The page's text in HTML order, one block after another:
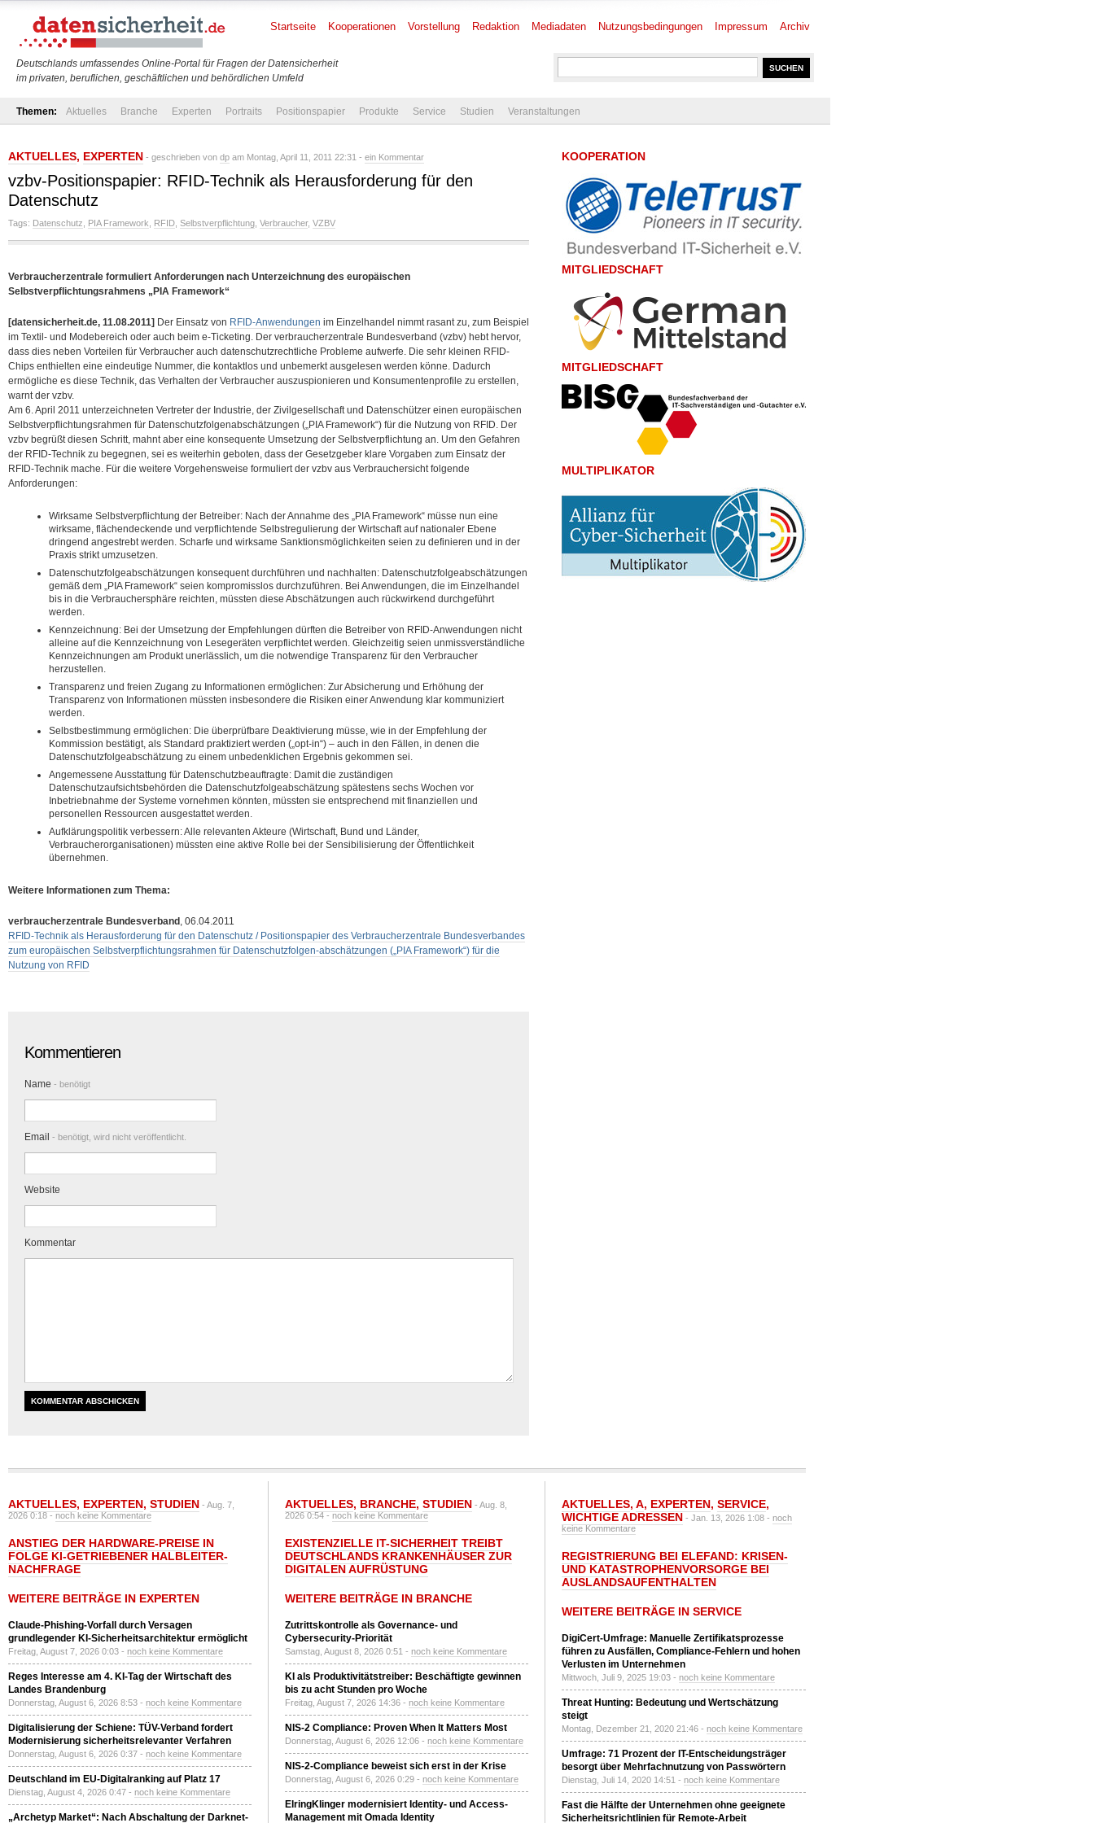
Deutschlands umfassendes Online-Portal für Fragen der Datensicherheit
im privaten, beruflichen, geschäftlichen und behördlichen Umfeld
Startseite Kooperationen Vorstellung Redaktion Mediadaten Nutzungsbedingungen Impressum Archiv
Themen: Aktuelles Branche Experten Portraits Positionspapier Produkte Service Studien Veranstaltungen
AKTUELLES, EXPERTEN - geschrieben von dp am Montag, April 11, 2011 22:31 - ein Kommentar
vzbv-Positionspapier: RFID-Technik als Herausforderung für den
Datenschutz
Tags: Datenschutz PIA Framework RFID Selbstverpflichtung Verbraucher, VZBV
Verbraucherzentrale formuliert Anforderungen nach Unterzeichnung des europäischen
Selbstverpflichtungsrahmens „PIA Framework“
[datensicherheit.de, 11.08.2011] Der Einsatz von RFID-Anwendungen im Einzelhandel nimmt rasant zu, zum Beispiel
im Textil- und Modebereich oder auch beim e-Ticketing. Der verbraucherzentrale Bundesverband (vzbv) hebt hervor,
dass dies neben Vorteilen für Verbraucher auch datenschutzrechtliche Probleme aufwerfe. Die sehr kleinen RFID-
Chips enthielten eine eindeutige Nummer, die kontaktlos und unbemerkt ausgelesen werden könne. Dadurch
ermögliche es diese Technik, das Verhalten der Verbraucher auszuspionieren und Konsumentenprofile zu erstellen,
warnt der vzbv.
Am 6. April 2011 unterzeichneten Vertreter der Industrie, der Zivilgesellschaft und Datenschützer einen europäischen
Selbstverpflichtungsrahmen für Datenschutzfolgenabschätzungen („PIA Framework“) für die Nutzung von RFID. Der
vzbv begrüßt diesen Schritt, mahnt aber eine konsequente Umsetzung der Selbstverpflichtung an. Um den Gefahren
der RFID-Technik zu begegnen, sei es weiterhin geboten, dass der Gesetzgeber klare Vorgaben zum Einsatz der
RFID-Technik mache. Für die weitere Vorgehensweise formuliert der vzbv aus Verbrauchersicht folgende
Anforderungen:
Wirksame Selbstverpflichtung der Betreiber: Nach der Annahme des „PIA Framework“ müsse nun eine
wirksame, flächendeckende und verpflichtende Selbstregulierung der Wirtschaft auf nationaler Ebene
dringend angestrebt werden. Scharfe und wirksame Sanktionsmöglichkeiten seien zu definieren und in der
Praxis strikt umzusetzen.
Datenschutzfolgeabschätzungen konsequent durchführen und nachhalten: Datenschutzfolgeabschätzungen
gemäß dem „PIA Framework“ seien kompromisslos durchzuführen. Bei Anwendungen, die im Einzelhandel
bis in die Verbrauchersphäre reichten, müssten diese Abschätzungen auch rückwirkend durchgeführt
werden.
Kennzeichnung: Bei der Umsetzung der Empfehlungen dürften die Betreiber von RFID-Anwendungen nicht
alleine auf die Kennzeichnung von Lesegeräten verpflichtet werden. Gleichzeitig seien unmissverständliche
Kennzeichnungen am Produkt unerlässlich, um die notwendige Transparenz für den Verbraucher
herzustellen.
Transparenz und freien Zugang zu Informationen ermöglichen: Zur Absicherung und Erhöhung der
Transparenz von Informationen müssten insbesondere die Risiken einer Anwendung klar kommuniziert
werden.
Selbstbestimmung ermöglichen: Die überprüfbare Deaktivierung müsse, wie in der Empfehlung der
Kommission bestätigt, als Standard praktiziert werden („opt-in“) – auch in den Fällen, in denen die
Datenschutzfolgeabschätzung zu einem unbedenklichen Ergebnis gekommen sei.
Angemessene Ausstattung für Datenschutzbeauftragte: Damit die zuständigen
Datenschutzaufsichtsbehörden die Datenschutzfolgeabschätzung spätestens sechs Wochen vor
Inbetriebnahme der Systeme vornehmen könnten, müssten sie entsprechend mit finanziellen und
personellen Ressourcen ausgestattet werden.
Aufklärungspolitik verbessern: Alle relevanten Akteure (Wirtschaft, Bund und Länder,
Verbraucherorganisationen) müssten eine aktive Rolle bei der Sensibilisierung der Öffentlichkeit
übernehmen.
Weitere Informationen zum Thema:
verbraucherzentrale Bundesverband , 06.04.2011
RFID-Technik als Herausforderung für den Datenschutz / Positionspapier des Verbraucherzentrale Bundesverbandes
zum europäischen Selbstverpflichtungsrahmen für Datenschutzfolgen-abschätzungen („PIA Framework“) für die
Nutzung von RFID
Kommentieren
Name - benötigt
Email - benötigt, wird nicht veröffentlicht.
Website
Kommentar
KOOPERATION
MITGLIEDSCHAFT
MITGLIEDSCHAFT
MULTIPLIKATOR
AKTUELLES, EXPERTEN, STUDIEN - Aug. 7,
2026 0:18 -noch keine Kommentare
ANSTIEG DER HARDWARE-PREISE IN
FOLGE KI-GETRIEBENER HALBLEITER-
NACHFRAGE
WEITERE BEITRÄGE IN EXPERTEN
Claude-Phishing-Vorfall durch Versagen
grundlegender KI-Sicherheitsarchitektur ermöglicht
Freitag, August 7, 2026 0:03 - noch keine Kommentare
Reges Interesse am 4. KI-Tag der Wirtschaft des
Landes Brandenburg
Donnerstag, August 6, 2026 8:53 - noch keine Kommentare
Digitalisierung der Schiene: TÜV-Verband fordert
Modernisierung sicherheitsrelevanter Verfahren
Donnerstag, August 6, 2026 0:37 - noch keine Kommentare
Deutschland im EU-Digitalranking auf Platz 17
Dienstag, August 4, 2026 0:47 - noch keine Kommentare
„Archetyp Market“: Nach Abschaltung der Darknet-
AKTUELLES, BRANCHE, STUDIEN - Aug. 8,
2026 0:54 -noch keine Kommentare
EXISTENZIELLE IT-SICHERHEIT TREIBT
DEUTSCHLANDS KRANKENHÄUSER ZUR
DIGITALEN AUFRÜSTUNG
WEITERE BEITRÄGE IN BRANCHE
Zutrittskontrolle als Governance- und
Cybersecurity-Priorität
Samstag, August 8, 2026 0:51 - noch keine Kommentare
KI als Produktivitätstreiber: Beschäftigte gewinnen
bis zu acht Stunden pro Woche
Freitag, August 7, 2026 14:36 - noch keine Kommentare
NIS-2 Compliance: Proven When It Matters Most
Donnerstag, August 6, 2026 12:06 - noch keine Kommentare
NIS-2-Compliance beweist sich erst in der Krise
Donnerstag, August 6, 2026 0:29 - noch keine Kommentare
ElringKlinger modernisiert Identity- und Access-
Management mit Omada Identity
AKTUELLES, A, EXPERTEN, SERVICE,
WICHTIGE ADRESSEN - Jan. 13, 2026 1:08 - noch
keine Kommentare
REGISTRIERUNG BEI ELEFAND: KRISEN-
UND KATASTROPHENVORSORGE BEI
AUSLANDSAUFENTHALTEN
WEITERE BEITRÄGE IN SERVICE
DigiCert-Umfrage: Manuelle Zertifikatsprozesse
führen zu Ausfällen, Compliance-Fehlern und hohen
Verlusten im Unternehmen
Mittwoch, Juli 9, 2025 19:03 - noch keine Kommentare
Threat Hunting: Bedeutung und Wertschätzung
steigt
Montag, Dezember 21, 2020 21:46 - noch keine Kommentare
Umfrage: 71 Prozent der IT-Entscheidungsträger
besorgt über Mehrfachnutzung von Passwörtern
Dienstag, Juli 14, 2020 14:51 - noch keine Kommentare
Fast die Hälfte der Unternehmen ohne geeignete
Sicherheitsrichtlinien für Remote-Arbeit